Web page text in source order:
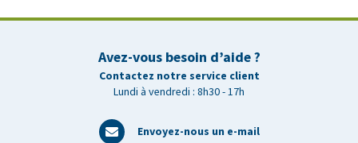
Avez-vous besoin d’aide ?
Contactez notre service client
Lundi à vendredi : 8h30 - 17h
Envoyez-nous un e-mail